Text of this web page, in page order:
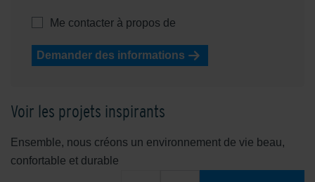
Me contacter à propos de
Demander des informations
Voir les projets inspirants
Ensemble, nous créons un environnement de vie beau,
confortable et durable